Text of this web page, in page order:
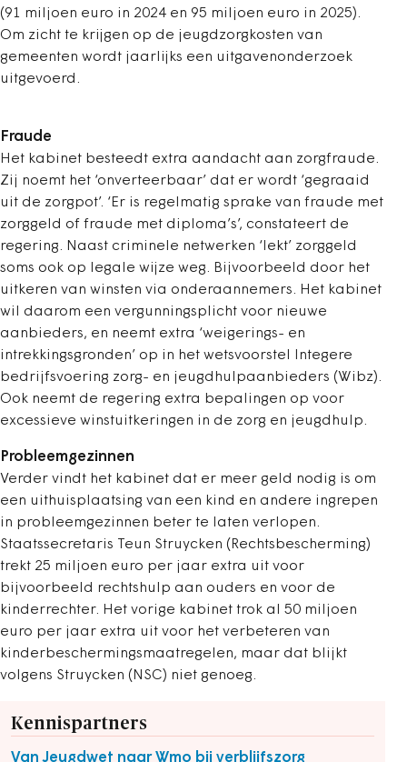
(91 miljoen euro in 2024 en 95 miljoen euro in 2025).
Om zicht te krĳgen op de jeugdzorgkosten van
gemeenten wordt jaarlĳks een uitgavenonderzoek
uitgevoerd.
Fraude
Het kabinet besteedt extra aandacht aan zorgfraude.
Zij noemt het ‘onverteerbaar’ dat er wordt ‘gegraaid
uit de zorgpot’. ‘Er is regelmatig sprake van fraude met
zorggeld of fraude met diploma’s’, constateert de
regering. Naast criminele netwerken ‘lekt’ zorggeld
soms ook op legale wĳze weg. Bijvoorbeeld door het
uitkeren van winsten via onderaannemers. Het kabinet
wil daarom een vergunningsplicht voor nieuwe
aanbieders, en neemt extra ‘weigerings- en
intrekkingsgronden’ op in het wetsvoorstel Integere
bedrijfsvoering zorg- en jeugdhulpaanbieders (Wibz).
Ook neemt de regering extra bepalingen op voor
excessieve winstuitkeringen in de zorg en jeugdhulp.
Probleemgezinnen
Verder vindt het kabinet dat er meer geld nodig is om
een uithuisplaatsing van een kind en andere ingrepen
in probleemgezinnen beter te laten verlopen.
Staatssecretaris Teun Struycken (Rechtsbescherming)
trekt 25 miljoen euro per jaar extra uit voor
bijvoorbeeld rechtshulp aan ouders en voor de
kinderrechter. Het vorige kabinet trok al 50 miljoen
euro per jaar extra uit voor het verbeteren van
kinderbeschermingsmaatregelen, maar dat blijkt
volgens Struycken (NSC) niet genoeg.
Kennispartners
Van Jeugdwet naar Wmo bij verblijfszorg